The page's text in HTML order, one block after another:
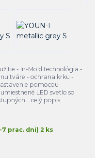
- In-Mold technológia -
tváre - ochrana krku -
pomocou
LED svetlo so
celý popis
prac. dni) 2 ks